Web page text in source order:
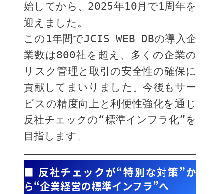
始してから、2025年10月で1周年を
迎えました。
この1年間でJCIS WEB DBの導入企
業数は800社を超え、多くの企業の
リスク管理と取引の安全性の確保に
貢献してまいりました。今後もサー
ビスの精度向上と利便性強化を通じ
反社チェックの“標準インフラ化”を
目指します。
■ 反社チェックが“特別な対策”か
ら“企業経営の標準インフラ”へ